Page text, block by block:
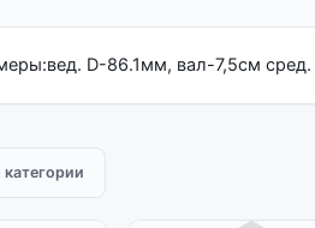
D-86.1мм, вал-7,5см
категории